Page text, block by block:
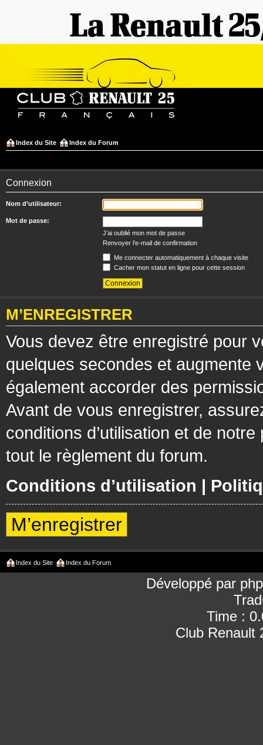
Index du Site Index du Forum
Connexion
Nom d’utilisateur:
Mot de passe:
J’ai oublié mon mot de passe
Renvoyer l’e-mail de confirmation
Me connecter automatiquement à chaque visite
Cacher mon statut en ligne pour cette session
M’ENREGISTRER
Vous devez être enregistré pour
quelques secondes et augmente
également accorder des
Avant de vous enregistrer,
conditions d’utilisation et de
tout le règlement du forum.
Conditions d’utilisation |
M’enregistrer
Index du Site Index du Forum
Développé par
Time :
Club Renault